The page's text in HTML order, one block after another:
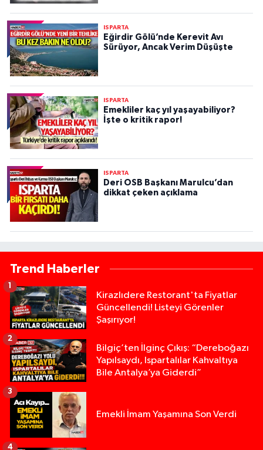
ISPARTA
Eğirdir Gölü’nde Kerevit Avı
Sürüyor, Ancak Verim Düşüşte
ISPARTA
Emekliler kaç yıl yaşayabiliyor?
İşte o kritik rapor!
ISPARTA
Deri OSB Başkanı Marulcu’dan
dikkat çeken açıklama
Trend Haberler
Kirazlıdere Restorant'ta Fiyatlar
Güncellendi! Listeyi Görenler
Şaşırıyor!
1
Bilgiç’ten İlginç Çıkış: “Dereboğazı
Yapılsaydı, Ispartalılar Kahvaltıya
Bile Antalya’ya Giderdi”
2
Emekli İmam Yaşamına Son Verdi
3
4